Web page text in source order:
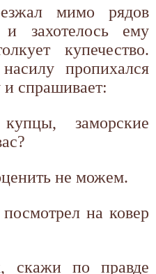
мимо рядов
и захотелось ему
купечество.
пропихался
и спрашивает:
заморские
не можем.
на ковер
скажи по правде